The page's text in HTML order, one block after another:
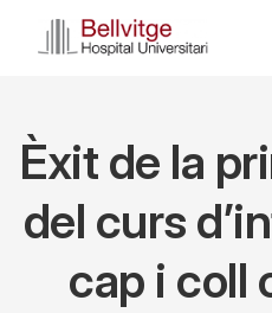
Èxit de la
del curs
cap i coll